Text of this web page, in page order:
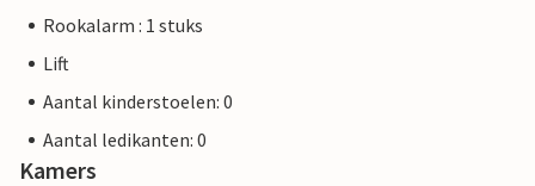
Rookalarm : 1 stuks
Lift
Aantal kinderstoelen: 0
Aantal ledikanten: 0
Kamers